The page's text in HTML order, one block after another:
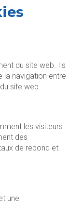
du site web. Ils
la navigation entre
site web.
les visiteurs
des
de rebond et
une